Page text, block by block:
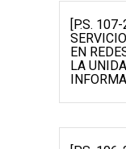
[P.S.
EN
LA